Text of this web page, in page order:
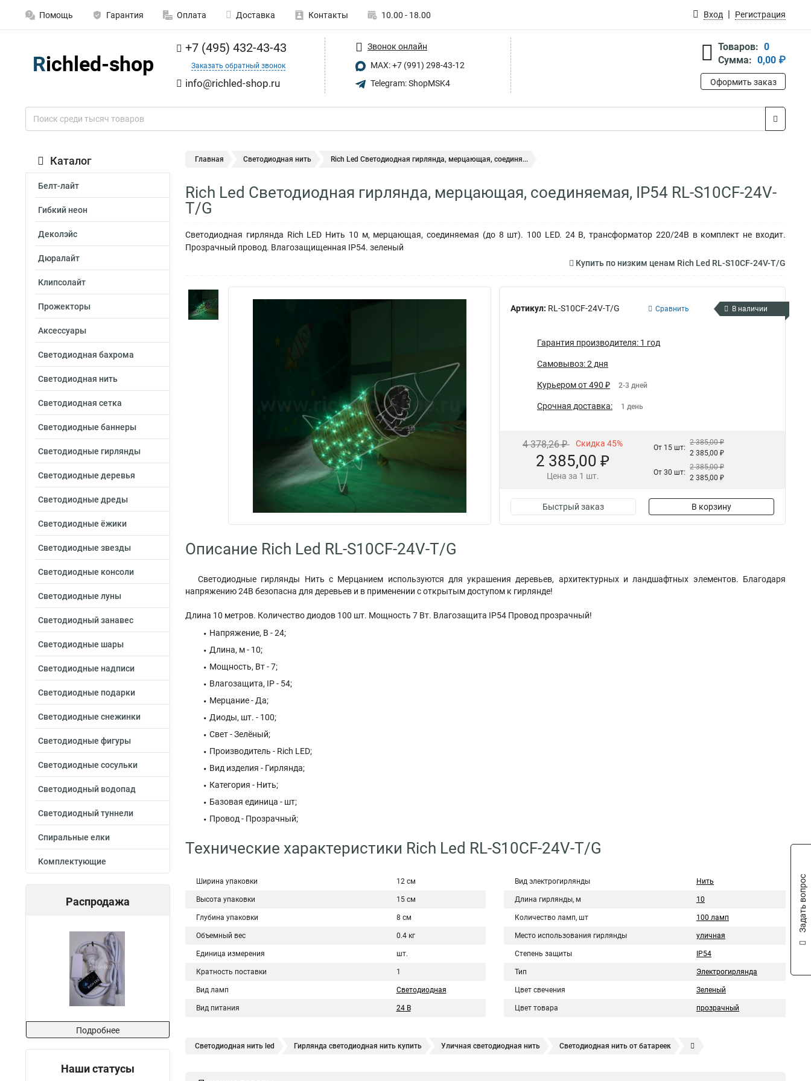
Помощь Гарантия Оплата Доставка Контакты 10.00 - 18.00 Вход Регистрация
+7 (495) 432-43-43
Заказать обратный звонок
info@richled-shop.ru
Звонок онлайн
MAX: +7 (991) 298-43-12
Telegram: ShopMSK4
Товаров: 0
Сумма: 0,00 ₽
Оформить заказ
Каталог
Белт-лайт
Гибкий неон
Деколэйс
Дюралайт
Клипсолайт
Прожекторы
Аксессуары
Светодиодная бахрома
Светодиодная нить
Светодиодная сетка
Светодиодные баннеры
Светодиодные гирлянды
Светодиодные деревья
Светодиодные дреды
Светодиодные ёжики
Светодиодные звезды
Светодиодные консоли
Светодиодные луны
Светодиодный занавес
Светодиодные шары
Светодиодные надписи
Светодиодные подарки
Светодиодные снежинки
Светодиодные фигуры
Светодиодные сосульки
Светодиодный водопад
Светодиодный туннели
Спиральные елки
Комплектующие
Распродажа
Подробнее
Наши статусы
Главная Светодиодная нить Rich Led Светодиодная гирлянда, мерцающая, соединя...
Rich Led Светодиодная гирлянда, мерцающая, соединяемая, IP54 RL-S10CF-24V-
T/G
Светодиодная гирлянда Rich LED Нить 10 м, мерцающая, соединяемая (до 8 шт). 100 LED. 24 B, трансформатор 220/24В в комплект не входит.
Прозрачный провод. Влагозащищенная IP54. зеленый
Купить по низким ценам Rich Led RL-S10CF-24V-T/G
Артикул: RL-S10CF-24V-T/G Сравнить В наличии
Гарантия производителя: 1 год
Самовывоз: 2 дня
Курьером от 490 ₽ 2-3 дней
Срочная доставка: 1 день
4 378,26 ₽ Скидка 45%
2 385,00 ₽
Цена за 1 шт.
От 15 шт:
2 385,00 ₽
2 385,00 ₽
От 30 шт:
2 385,00 ₽
2 385,00 ₽
Быстрый заказ В корзину
Описание Rich Led RL-S10CF-24V-T/G
Cветодиодные гирлянды Нить с Мерцанием используются для украшения деревьев, архитектурных и ландшафтных элементов. Благодаря
напряжению 24В безопасна для деревьев и в применении с открытым доступом к гирлянде!
Длина 10 метров. Количество диодов 100 шт. Мощность 7 Вт. Влагозащита IP54 Провод прозрачный!
Напряжение, В - 24;
Длина, м - 10;
Мощность, Вт - 7;
Влагозащита, IP - 54;
Мерцание - Да;
Диоды, шт. - 100;
Свет - Зелёный;
Производитель - Rich LED;
Вид изделия - Гирлянда;
Категория - Нить;
Базовая единица - шт;
Провод - Прозрачный;
Технические характеристики Rich Led RL-S10CF-24V-T/G
Ширина упаковки 12 см
Высота упаковки 15 см
Глубина упаковки 8 см
Объемный вес 0.4 кг
Единица измерения шт.
Кратность поставки 1
Вид ламп Светодиодная
Вид питания 24 В
Вид электрогирлянды Нить
Длина гирлянды, м 10
Количество ламп, шт 100 ламп
Место использования гирлянды уличная
Степень защиты IP54
Тип Электрогирлянда
Цвет свечения Зеленый
Цвет товара прозрачный
Светодиодная нить led Гирлянда светодиодная нить купить Уличная светодиодная нить Светодиодная нить от батареек
Задать вопрос